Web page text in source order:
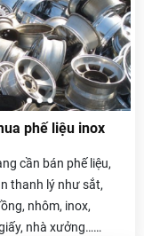
phế liệu inox
cần bán phế liệu,
thanh lý như sắt,
nhôm, inox,
nhà xưởng…